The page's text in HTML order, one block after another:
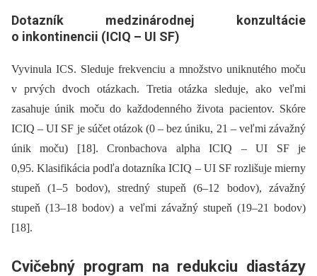
Dotazník medzinárodnej konzultácie
o inkontinencii (ICIQ –⁠ UI SF)
Vyvinula ICS. Sleduje frekvenciu a množstvo uniknutého moču
v prvých dvoch otázkach. Tretia otázka sleduje, ako veľmi
zasahuje únik moču do každodenného života pacientov. Skóre
ICIQ –⁠ UI SF je súčet otázok (0 –⁠ bez úniku, 21 –⁠ veľmi závažný
únik moču) [18]. Cronbachova alpha ICIQ –⁠ UI SF je
0,95. Klasifikácia podľa dotazníka ICIQ –⁠ UI SF rozlišuje mierny
stupeň (1–5 bodov), stredný stupeň (6–12 bodov), závažný
stupeň (13–18 bodov) a veľmi závažný stupeň (19–21 bodov)
[18].
Cvičebný program na redukciu diastázy